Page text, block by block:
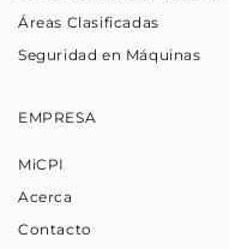
Áreas Clasificadas
Seguridad en Máquinas
EMPRESA
MiCPI
Acerca
Contacto